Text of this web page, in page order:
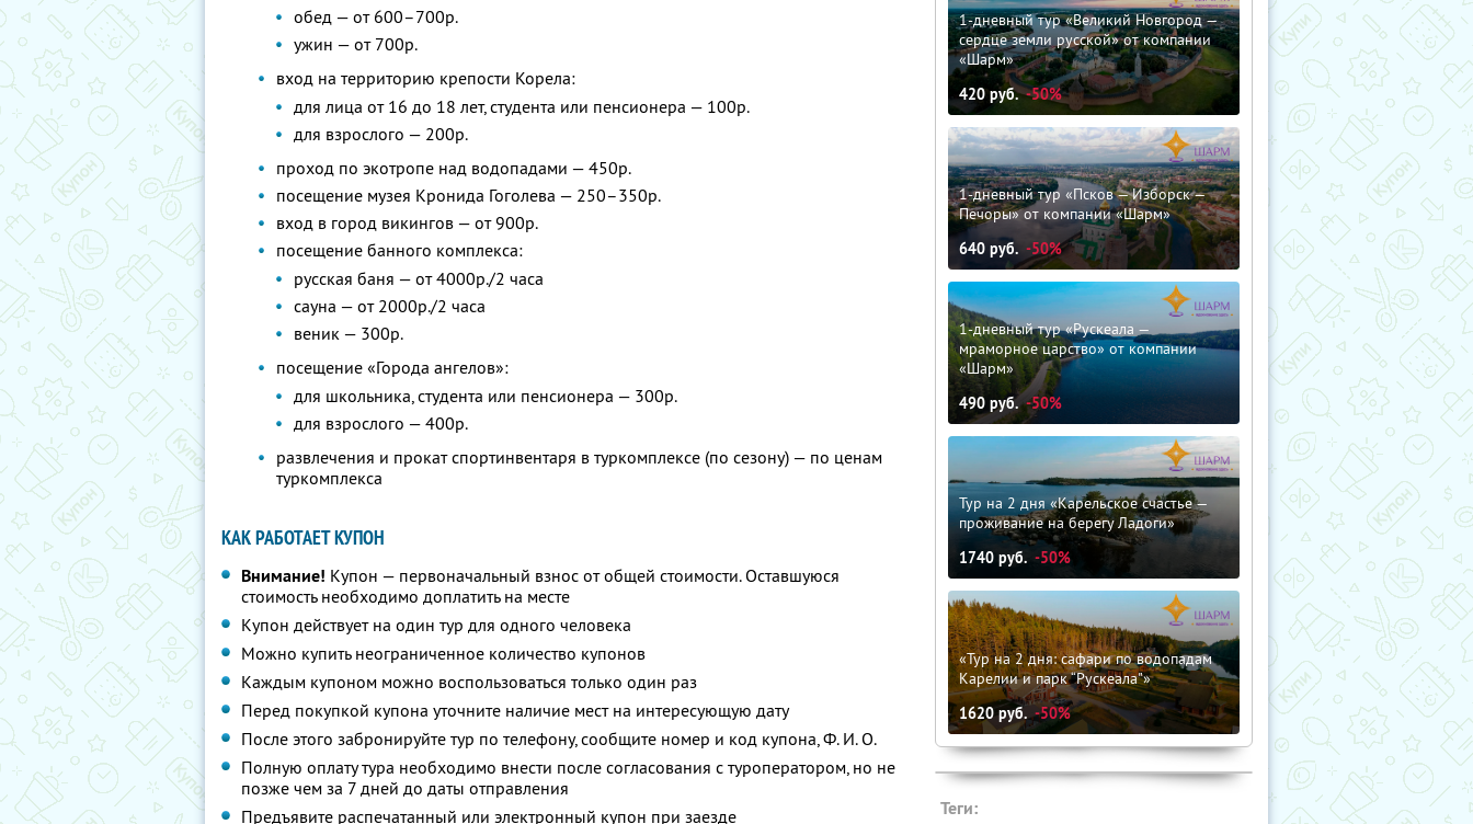
обед — от 600–700р.
ужин — от 700р.
вход на территорию крепости Корела:
для лица от 16 до 18 лет, студента или пенсионера — 100р.
для взрослого — 200р.
проход по экотропе над водопадами — 450р.
посещение музея Кронида Гоголева — 250–350р.
вход в город викингов — от 900р.
посещение банного комплекса:
русская баня — от 4000р./2 часа
сауна — от 2000р./2 часа
веник — 300р.
посещение «Города ангелов»:
для школьника, студента или пенсионера — 300р.
для взрослого — 400р.
развлечения и прокат спортинвентаря в туркомплексе (по сезону) — по ценам
туркомплекса
КАК РАБОТАЕТ КУПОН
Внимание! Купон — первоначальный взнос от общей стоимости. Оставшуюся
стоимость необходимо доплатить на месте
Купон действует на один тур для одного человека
Можно купить неограниченное количество купонов
Каждым купоном можно воспользоваться только один раз
Перед покупкой купона уточните наличие мест на интересующую дату
После этого забронируйте тур по телефону, сообщите номер и код купона,Ф. И. О.
Полную оплату тура необходимо внести после согласования с туроператором, но не
позже чем за 7 дней до даты отправления
Предъявите распечатанный или электронный купон при заезде
1-дневный тур «Великий Новгород —
сердце земли русской» от компании
«Шарм»
420 руб. -50%
1-дневный тур «Псков — Изборск —
Печоры» от компании «Шарм»
640 руб. -50%
1-дневный тур «Рускеала —
мраморное царство» от компании
«Шарм»
490 руб. -50%
Тур на 2 дня «Карельское счастье —
проживание на берегу Ладоги»
1740 руб. -50%
«Тур на 2 дня: сафари по водопадам
Карелии и парк “Рускеала"»
1620руб. -50%
Теги: